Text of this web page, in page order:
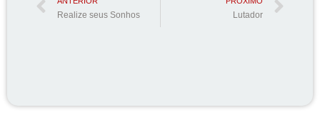
Realize seus Sonhos Lutador